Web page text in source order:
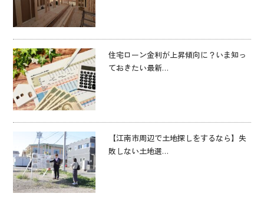
住宅ローン金利が上昇傾向に？いま知っ
ておきたい最新…
【江南市周辺で土地探しをするなら】失
敗しない土地選…